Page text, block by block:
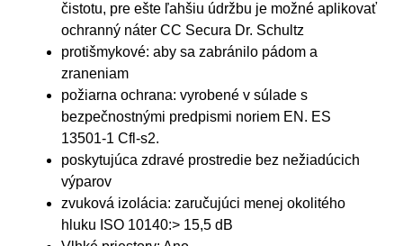
čistotu, pre ešte ľahšiu údržbu je možné aplikovať
ochranný náter CC Secura Dr. Schultz
protišmykové: aby sa zabránilo pádom a
zraneniam
požiarna ochrana: vyrobené v súlade s
bezpečnostnými predpismi noriem EN. ES
13501-1 Cfl-s2.
poskytujúca zdravé prostredie bez nežiadúcich
výparov
zvuková izolácia: zaručujúci menej okolitého
hluku ISO 10140:> 15,5 dB